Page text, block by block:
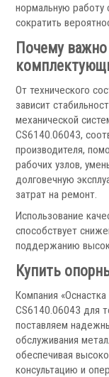
Скиммеры СОЖ
Тефлоновые ленты СОЖ
Рефрактометры СОЖ
Фильтры масляного
Фильтры, расходники и
Ротационные
Ротационные
Ротационные
нормальную работу
сократить
Почему
От технического
зависит
механической
CS6140.06043,
производителя,
рабочих узлов,
долговечную
затрат на ремонт.
Использование
способствует
поддержанию
Купить
Компания
CS6140.06043 для
поставляем
обслуживания
обеспечивая
консультацию и